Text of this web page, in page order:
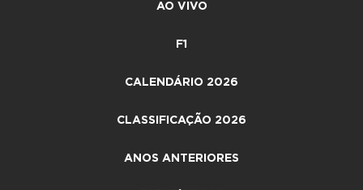
AO VIVO
F1
CALENDÁRIO 2026
CLASSIFICAÇÃO 2026
ANOS ANTERIORES